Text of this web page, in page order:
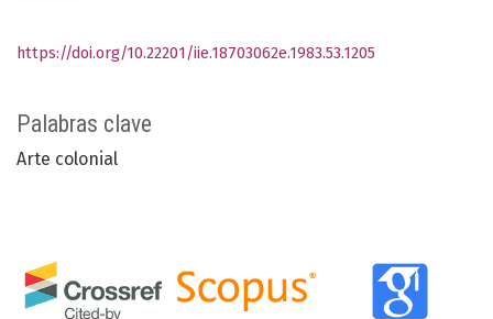
Palabras clave
Arte colonial
https://doi.org/10.22201/iie.18703062e.1983.53.1205